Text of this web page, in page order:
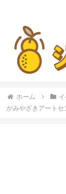
ホーム
がみやざきアート